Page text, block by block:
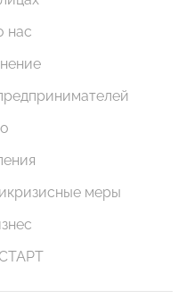
нас
меры